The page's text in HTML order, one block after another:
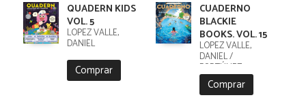
QUADERN KIDS
VOL. 5
LÓPEZ VALLE,
DANIEL
Comprar
CUADERNO
BLACKIE
BOOKS. VOL. 15
LÓPEZ VALLE,
DANIEL /
FORTÚNEZ,
CRISTOBAL
Comprar